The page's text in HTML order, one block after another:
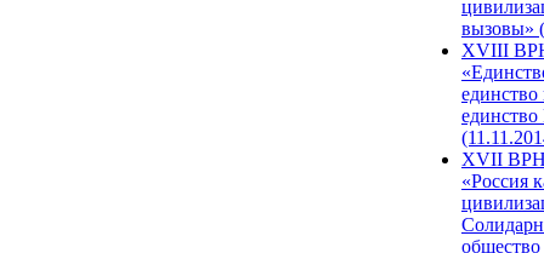
вызовы»
XVIII
единство
единство
XVII
«Россия